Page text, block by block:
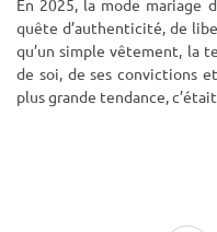
En 2025, la mode mariage
quête d’authenticité, de
qu’un simple vêtement, la
de soi, de ses convictions
plus grande tendance,